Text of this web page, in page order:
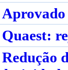
Quaest:
Redução